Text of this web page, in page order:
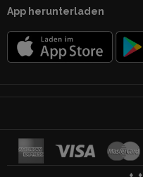
App herunterladen